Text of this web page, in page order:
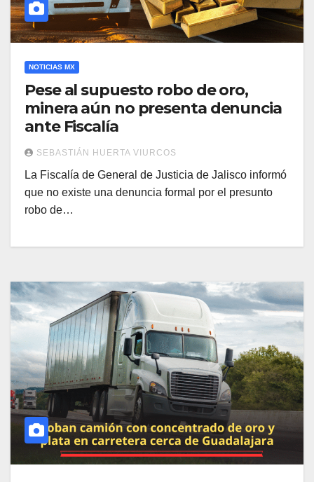
NOTICIAS MX
Pese al supuesto robo de oro,
minera aún no presenta denuncia
ante Fiscalía
SEBASTIÁN HUERTA VIURCOS
La Fiscalía de General de Justicia de Jalisco informó
que no existe una denuncia formal por el presunto
robo de…